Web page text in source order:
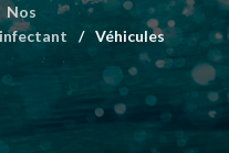
Nos
/ Véhicules